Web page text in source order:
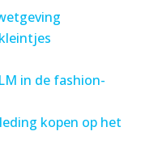
in de fashion-
kopen op het